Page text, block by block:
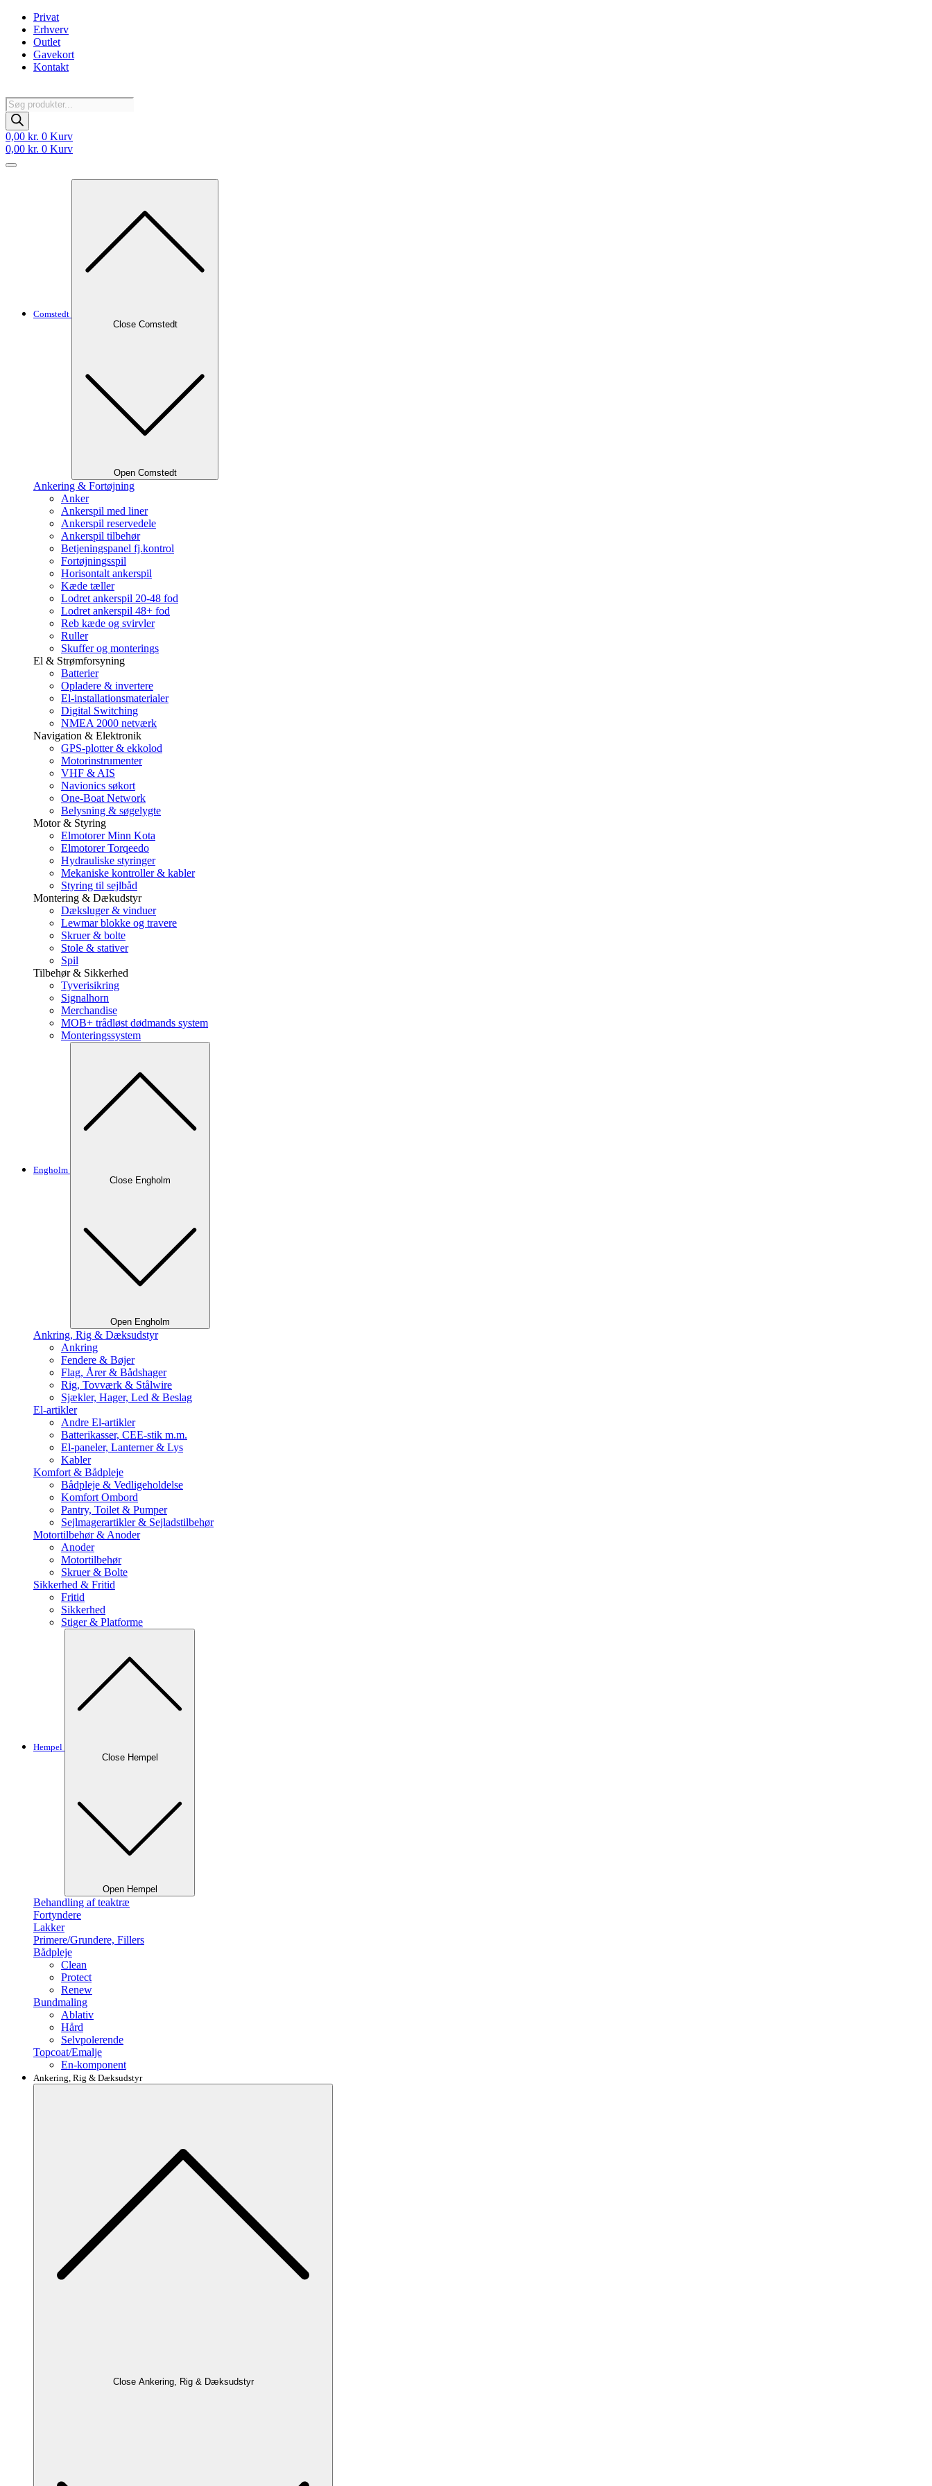
Videre
indhold
Privat
Erhverv
Outlet
Gavekort
Kontakt
Products
search
0,00 kr. 0 Kurv
0,00 kr. 0 Kurv
Comstedt
Close Comstedt
Open Comstedt
Ankering & Fortøjning
Anker
Ankerspil med liner
Ankerspil reservedele
Ankerspil tilbehør
Betjeningspanel fj.kontrol
Fortøjningsspil
Horisontalt ankerspil
Kæde tæller
Lodret ankerspil 20-48 fod
Lodret ankerspil 48+ fod
Reb kæde og svirvler
Ruller
Skuffer og monterings
El & Strømforsyning
Batterier
Opladere & invertere
El-installationsmaterialer
Digital Switching
NMEA 2000 netværk
Navigation & Elektronik
GPS-plotter & ekkolod
Motorinstrumenter
VHF & AIS
Navionics søkort
One-Boat Network
Belysning & søgelygte
Motor & Styring
Elmotorer Minn Kota
Elmotorer Torqeedo
Hydrauliske styringer
Mekaniske kontroller & kabler
Styring til sejlbåd
Montering & Dækudstyr
Dæksluger & vinduer
Lewmar blokke og travere
Skruer & bolte
Stole & stativer
Spil
Tilbehør & Sikkerhed
Tyverisikring
Signalhorn
Merchandise
MOB+ trådløst dødmands system
Monteringssystem
Engholm
Close Engholm
Open Engholm
Ankring, Rig & Dæksudstyr
Ankring
Fendere & Bøjer
Flag, Årer & Bådshager
Rig, Tovværk & Stålwire
Sjækler, Hager, Led & Beslag
El-artikler
Andre El-artikler
Batterikasser, CEE-stik m.m.
El-paneler, Lanterner & Lys
Kabler
Komfort & Bådpleje
Bådpleje & Vedligeholdelse
Komfort Ombord
Pantry, Toilet & Pumper
Sejlmagerartikler & Sejladstilbehør
Motortilbehør & Anoder
Anoder
Motortilbehør
Skruer & Bolte
Sikkerhed & Fritid
Fritid
Sikkerhed
Stiger & Platforme
Hempel
Close Hempel
Open Hempel
Behandling af teaktræ
Fortyndere
Lakker
Primere/Grundere, Fillers
Bådpleje
Clean
Protect
Renew
Bundmaling
Ablativ
Hård
Selvpolerende
Topcoat/Emalje
En-komponent
Ankering, Rig & Dæksudstyr
Close Ankering, Rig & Dæksudstyr